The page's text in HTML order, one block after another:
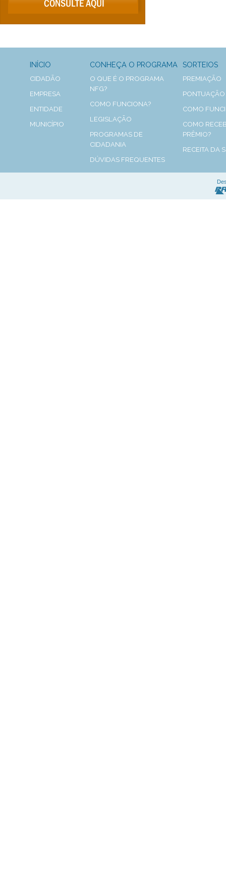
INÍCIO
CIDADÃO
EMPRESA
ENTIDADE
MUNICÍPIO
CONHEÇA O PROGRAMA
O QUE É O PROGRAMA
NFG?
COMO FUNCIONA?
LEGISLAÇÃO
PROGRAMAS DE
CIDADANIA
DÚVIDAS FREQUENTES
SORTEIOS
PREMIAÇÃO
PONTUAÇÃO
COMO
COMO
PRÊMIO?
RECEITA DA